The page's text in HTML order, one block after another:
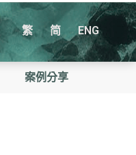
繁 简 ENG
案例分享